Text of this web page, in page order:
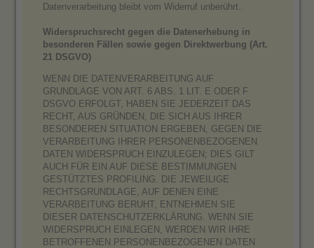
Datenverarbeitung bleibt vom Widerruf unberührt..
Widerspruchsrecht gegen die Datenerhebung in
besonderen Fällen sowie gegen Direktwerbung (Art.
21 DSGVO)
WENN DIE DATENVERARBEITUNG AUF
GRUNDLAGE VON ART. 6 ABS. 1 LIT. E ODER F
DSGVO ERFOLGT, HABEN SIE JEDERZEIT DAS
RECHT, AUS GRÜNDEN, DIE SICH AUS IHRER
BESONDEREN SITUATION ERGEBEN, GEGEN DIE
VERARBEITUNG IHRER PERSONENBEZOGENEN
DATEN WIDERSPRUCH EINZULEGEN; DIES GILT
AUCH FÜR EIN AUF DIESE BESTIMMUNGEN
GESTÜTZTES PROFILING. DIE JEWEILIGE
RECHTSGRUNDLAGE, AUF DENEN EINE
VERARBEITUNG BERUHT, ENTNEHMEN SIE
DIESER DATENSCHUTZERKLÄRUNG. WENN SIE
WIDERSPRUCH EINLEGEN, WERDEN WIR IHRE
BETROFFENEN PERSONENBEZOGENEN DATEN